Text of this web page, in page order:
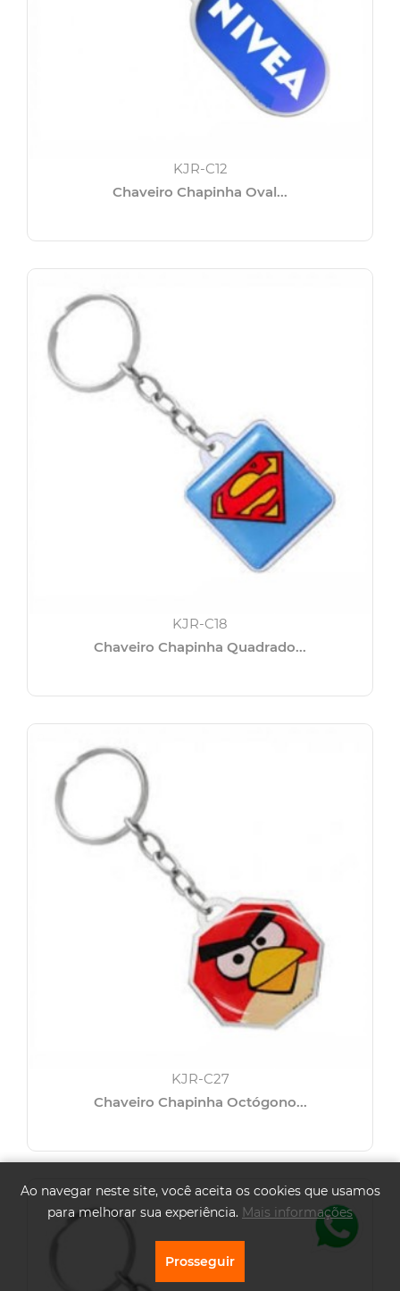
KJR-C12
Chaveiro Chapinha Oval...
KJR-C18
Chaveiro Chapinha Quadrado...
KJR-C27
Chaveiro Chapinha Octógono...
Ao navegar neste site, você aceita os cookies que usamos
para melhorar sua experiência. Mais informações
Prosseguir